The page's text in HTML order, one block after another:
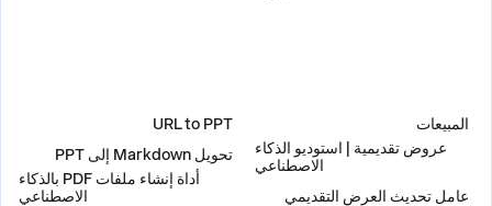
المبيعات
عروض تقديمية | استوديو الذكاء
الاصطناعي
عامل تحديث العرض التقديمي
URL to PPT
تحويل Markdown إلى PPT
أداة إنشاء ملفات PDF بالذكاء
الاصطناعي